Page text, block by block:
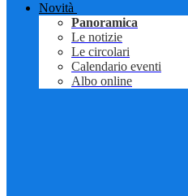
Novità
Panoramica
Le notizie
Le circolari
Calendario eventi
Albo online